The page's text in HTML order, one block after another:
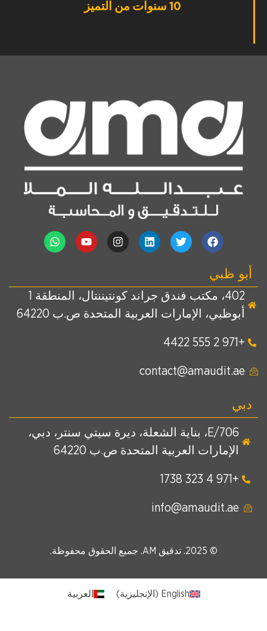
10 سنوات من التميز
أبو ظبي
402، مكتب فندق جراند كونتيننتال، المنطقة 1
أبوظبي، الإمارات العربية المتحدة ص.ب 64220
+971 2 555 4422
contact@amaudit.ae
دبي
E/706، بناية الشعلة، ديرة سيتي سنتر، دبي،
الإمارات العربية المتحدة ص.ب 64220
+971 4 323 1738
info@amaudit.ae
© 2025. تدقيق AM. جميع الحقوق محفوظة.
English
( الإنجليزية) العربية